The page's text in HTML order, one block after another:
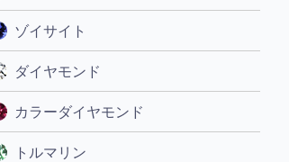
ゾイサイト
ダイヤモンド
カラーダイヤモンド
トルマリン